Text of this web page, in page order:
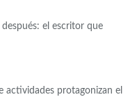
el escritor que
actividades protagonizan el